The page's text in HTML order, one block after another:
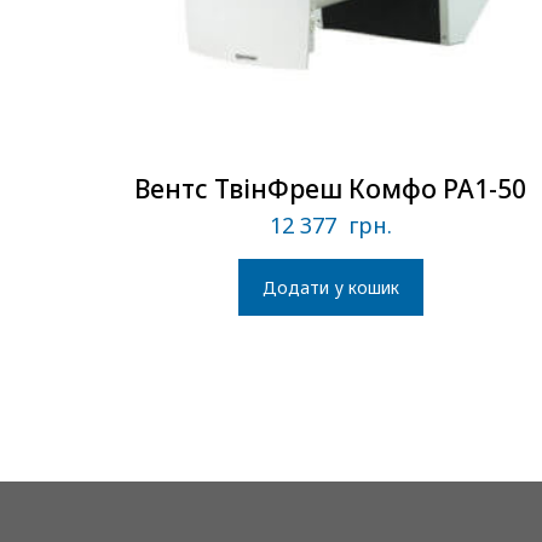
Вентс ТвінФреш Комфо РА1-50
12 377 грн.
Додати у кошик